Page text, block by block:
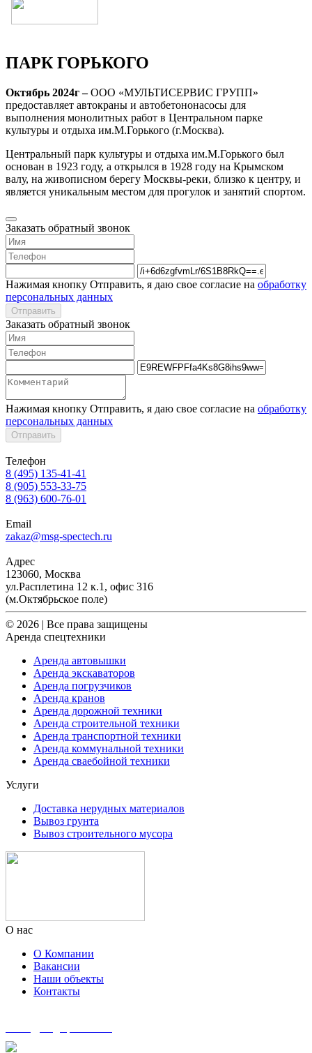
ПАРК ГОРЬКОГО
Октябрь 2024г –ООО «МУЛЬТИСЕРВИС ГРУПП»
предоставляет автокраны и автобетононасосы для
выполнения монолитных работ в Центральном парке
культуры и отдыха им.М.Горького (г.Москва).
Центральный парк культуры и отдыха им.М.Горького был
основан в 1923 году, а открылся в 1928 году на Крымском
валу, на живописном берегу Москвы-реки, близко к центру, и
является уникальным местом для прогулок и занятий спортом.
Заказать обратный звонок
Нажимая кнопку Отправить, я даю свое согласие на обработку
персональных данных
Отправить
Заказать обратный звонок
Нажимая кнопку Отправить, я даю свое согласие на обработку
персональных данных
Отправить
Телефон
8 (495) 135-41-41
8 (905) 553-33-75
8 (963) 600-76-01
Email
zakaz@msg-spectech.ru
Адрес
123060, Москва
ул.Расплетина 12 к.1, офис 316
(м.Октябрьское поле)
© 2026 | Все права защищены
Аренда спецтехники
Аренда автовышки
Аренда экскаваторов
Аренда погрузчиков
Аренда кранов
Аренда дорожной техники
Аренда строительной техники
Аренда транспортной техники
Аренда коммунальной техники
Аренда сваебойной техники
Услуги
Доставка нерудных материалов
Вывоз грунта
Вывоз строительного мусора
О нас
О Компании
Вакансии
Наши объекты
Контакты